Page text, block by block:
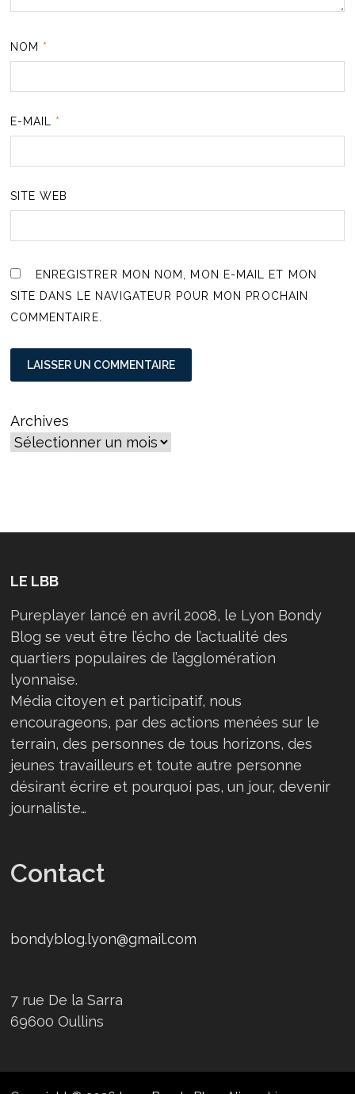
NOM *
E-MAIL *
SITE WEB
ENREGISTRER MON NOM, MON E-MAIL ET MON
SITE DANS LE NAVIGATEUR POUR MON PROCHAIN
COMMENTAIRE.
Archives
LE LBB
Pureplayer lancé en avril 2008, le Lyon Bondy
Blog se veut être l’écho de l’actualité des
quartiers populaires de l’agglomération
lyonnaise.
Média citoyen et participatif, nous
encourageons, par des actions menées sur le
terrain, des personnes de tous horizons, des
jeunes travailleurs et toute autre personne
désirant écrire et pourquoi pas, un jour, devenir
journaliste…
Contact
bondyblog.lyon@gmail.com
7 rue De la Sarra
69600 Oullins